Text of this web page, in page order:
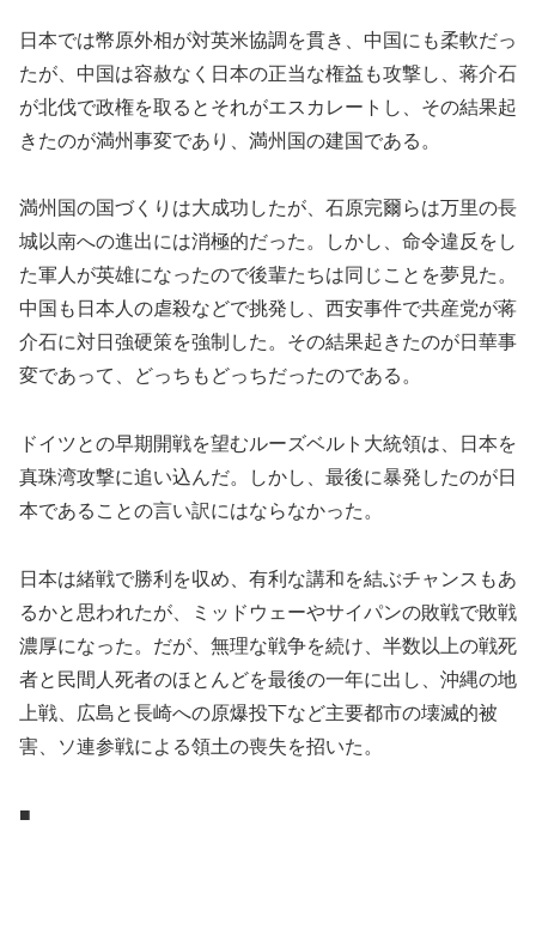
日本では幣原外相が対英米協調を貫き、中国にも柔軟だっ
たが、中国は容赦なく日本の正当な権益も攻撃し、蒋介石
が北伐で政権を取るとそれがエスカレートし、その結果起
きたのが満州事変であり、満州国の建国である。
満州国の国づくりは大成功したが、石原完爾らは万里の長
城以南への進出には消極的だった。しかし、命令違反をし
た軍人が英雄になったので後輩たちは同じことを夢見た。
中国も日本人の虐殺などで挑発し、西安事件で共産党が蒋
介石に対日強硬策を強制した。その結果起きたのが日華事
変であって、どっちもどっちだったのである。
ドイツとの早期開戦を望むルーズベルト大統領は、日本を
真珠湾攻撃に追い込んだ。しかし、最後に暴発したのが日
本であることの言い訳にはならなかった。
日本は緒戦で勝利を収め、有利な講和を結ぶチャンスもあ
るかと思われたが、ミッドウェーやサイパンの敗戦で敗戦
濃厚になった。だが、無理な戦争を続け、半数以上の戦死
者と民間人死者のほとんどを最後の一年に出し、沖縄の地
上戦、広島と長崎への原爆投下など主要都市の壊滅的被
害、ソ連参戦による領土の喪失を招いた。
■